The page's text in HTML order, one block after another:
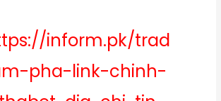
inform.pk/trad
pha-link-chinh-